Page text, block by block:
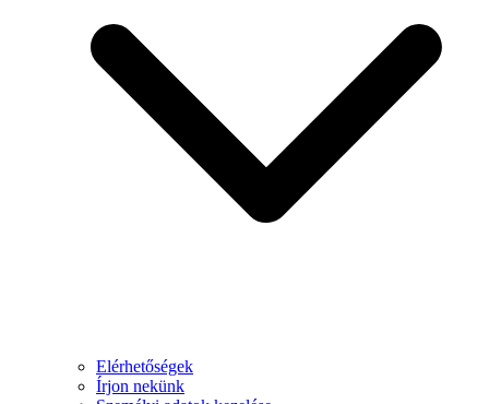
Elérhetőségek
Írjon nekünk